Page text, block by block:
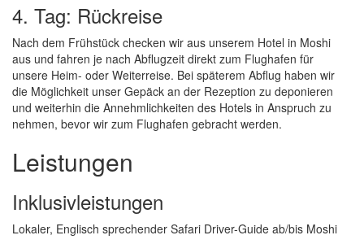
4. Tag: Rückreise
Nach dem Frühstück checken wir aus unserem Hotel in Moshi
aus und fahren je nach Abflugzeit direkt zum Flughafen für
unsere Heim- oder Weiterreise. Bei späterem Abflug haben wir
die Möglichkeit unser Gepäck an der Rezeption zu deponieren
und weiterhin die Annehmlichkeiten des Hotels in Anspruch zu
nehmen, bevor wir zum Flughafen gebracht werden.
Leistungen
Inklusivleistungen
Lokaler, Englisch sprechender Safari Driver-Guide ab/bis Moshi